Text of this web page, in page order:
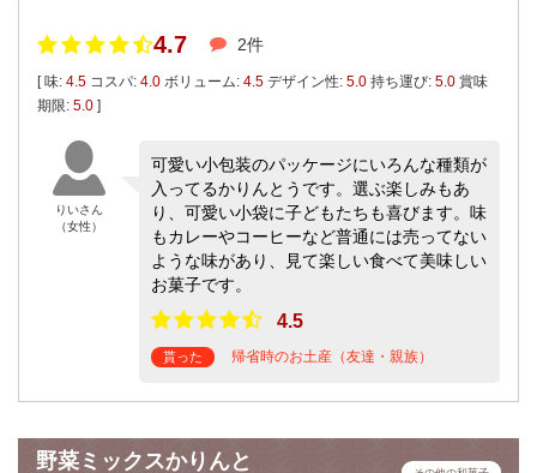
4.7 2件
[ 味: 4.5 コスパ: 4.0 ボリューム: 4.5 デザイン性: 5.0 持ち運び: 5.0 賞味
期限: 5.0 ]
りいさん
（女性）
可愛い小包装のパッケージにいろんな種類が
入ってるかりんとうです。選ぶ楽しみもあ
り、可愛い小袋に子どもたちも喜びます。味
もカレーやコーヒーなど普通には売ってない
ような味があり、見て楽しい食べて美味しい
お菓子です。
4.5
貰った 帰省時のお土産（友達・親族）
野菜ミックスかりんと